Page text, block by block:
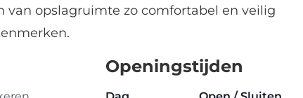
van opslagruimte zo comfortabel en veilig
Openingstijden